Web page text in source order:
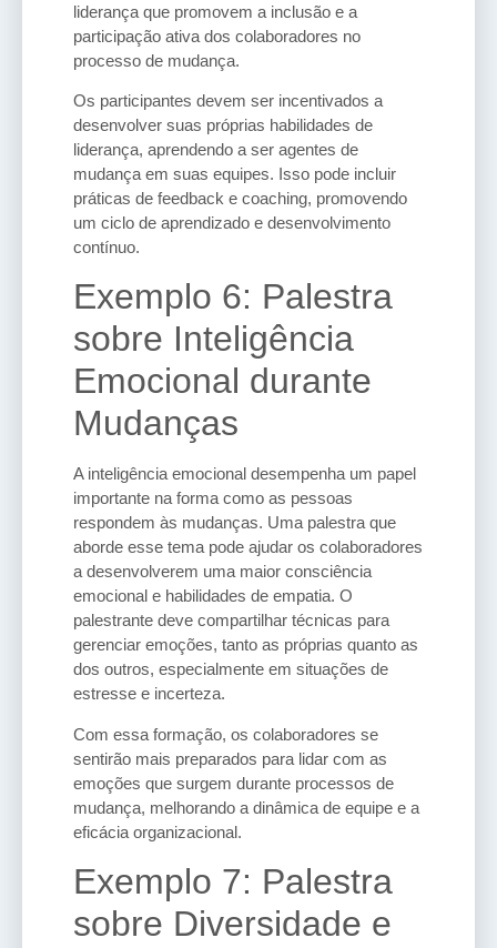
liderança que promovem a inclusão e a
participação ativa dos colaboradores no
processo de mudança.
Os participantes devem ser incentivados a
desenvolver suas próprias habilidades de
liderança, aprendendo a ser agentes de
mudança em suas equipes. Isso pode incluir
práticas de feedback e coaching, promovendo
um ciclo de aprendizado e desenvolvimento
contínuo.
Exemplo 6: Palestra
sobre Inteligência
Emocional durante
Mudanças
A inteligência emocional desempenha um papel
importante na forma como as pessoas
respondem às mudanças. Uma palestra que
aborde esse tema pode ajudar os colaboradores
a desenvolverem uma maior consciência
emocional e habilidades de empatia. O
palestrante deve compartilhar técnicas para
gerenciar emoções, tanto as próprias quanto as
dos outros, especialmente em situações de
estresse e incerteza.
Com essa formação, os colaboradores se
sentirão mais preparados para lidar com as
emoções que surgem durante processos de
mudança, melhorando a dinâmica de equipe e a
eficácia organizacional.
Exemplo 7: Palestra
sobre Diversidade e